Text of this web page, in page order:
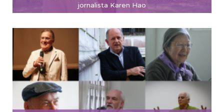
jornalista Karen Hao